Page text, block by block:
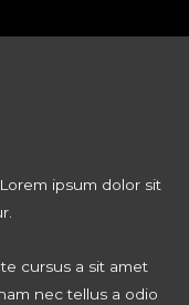
ipsum dolor sit
cursus a sit amet
nec tellus a odio